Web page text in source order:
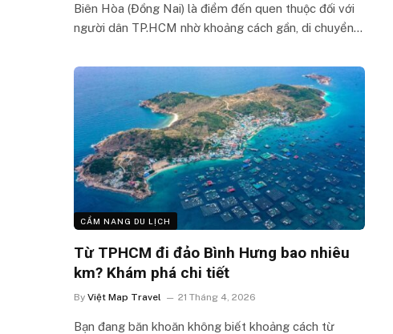
Biên Hòa (Đồng Nai) là điểm đến quen thuộc đối với
người dân TP.HCM nhờ khoảng cách gần, di chuyển…
CẨM NANG DU LỊCH
Từ TPHCM đi đảo Bình Hưng bao nhiêu
km? Khám phá chi tiết
By Việt Map Travel 21 Tháng 4, 2026
Bạn đang băn khoăn không biết khoảng cách từ